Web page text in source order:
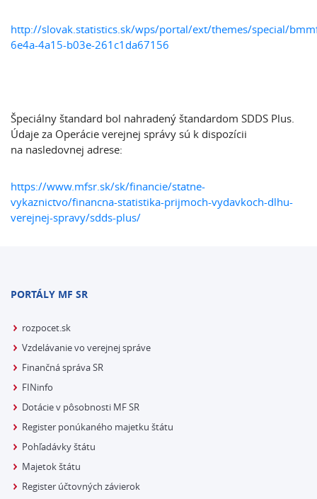
http://slovak.statistics.sk/wps/portal/ext/themes/special/
6e4a-4a15-b03e-261c1da67156
Špeciálny štandard bol nahradený štandardom SDDS Plus.
Údaje za Operácie verejnej správy sú k dispozícii
na nasledovnej adrese:
https://www.mfsr.sk/sk/financie/statne-
vykaznictvo/financna-statistika-prijmoch-vydavkoch-dlhu-
verejnej-spravy/sdds-plus/
PORTÁLY MF SR
rozpocet.sk
Vzdelávanie vo verejnej správe
Finančná správa SR
FINinfo
Dotácie v pôsobnosti MF SR
Register ponúkaného majetku štátu
Pohľadávky štátu
Majetok štátu
Register účtovných závierok